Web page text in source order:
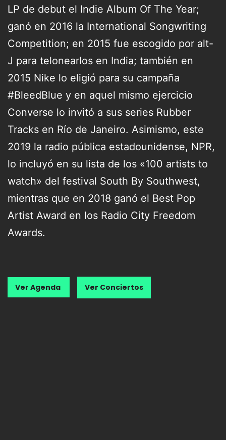
LP de debut el Indie Album Of The Year;
ganó en 2016 la International Songwriting
Competition; en 2015 fue escogido por alt-
J para telonearlos en India; también en
2015 Nike lo eligió para su campaña
#BleedBlue y en aquel mismo ejercicio
Converse lo invitó a sus series Rubber
Tracks en Río de Janeiro. Asimismo, este
2019 la radio pública estadounidense, NPR,
lo incluyó en su lista de los «100 artists to
watch» del festival South By Southwest,
mientras que en 2018 ganó el Best Pop
Artist Award en los Radio City Freedom
Awards.
Ver Agenda Ver Conciertos